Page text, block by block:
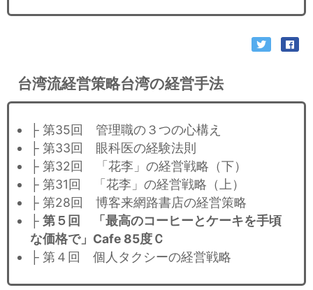
台湾流経営策略台湾の経営手法
├ 第35回 管理職の３つの心構え
├ 第33回 眼科医の経験法則
├ 第32回 「花李」の経営戦略（下）
├ 第31回 「花李」の経営戦略（上）
├ 第28回 博客来網路書店の経営策略
├ 第５回 「最高のコーヒーとケーキを手頃
な価格で」Cafe 85度Ｃ
├ 第４回 個人タクシーの経営戦略